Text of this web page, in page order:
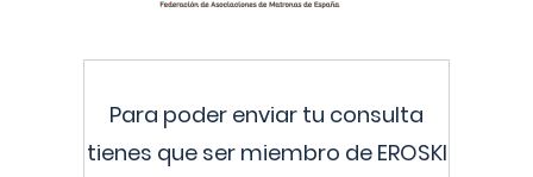
Para poder enviar tu consulta
tienes que ser miembro de EROSKI